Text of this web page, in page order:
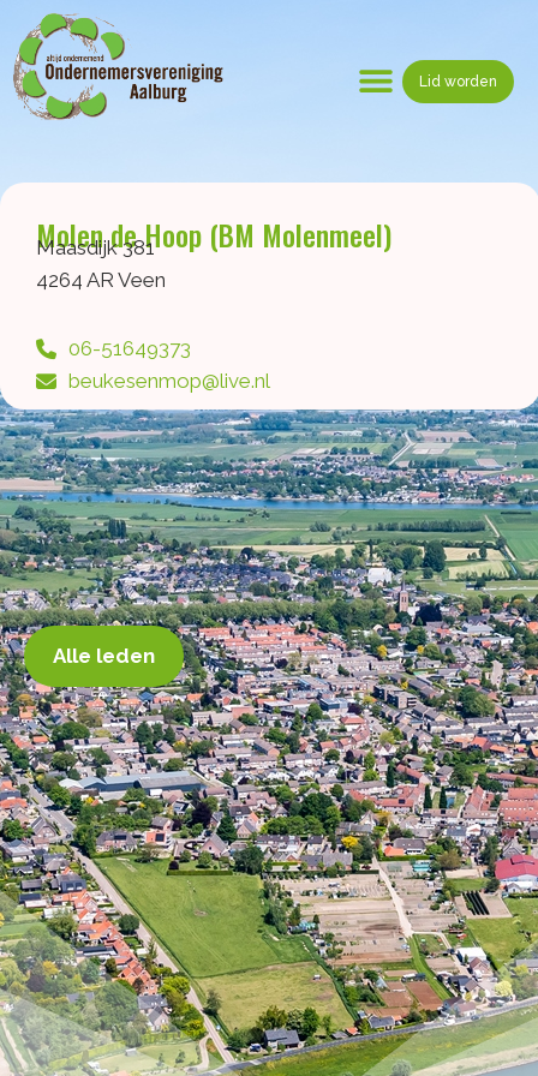
naar
de
inhoud
Lid worden
Molen de Hoop (BM Molenmeel)
Maasdijk 381
4264 AR Veen
06-51649373
beukesenmop@live.nl
Alle leden